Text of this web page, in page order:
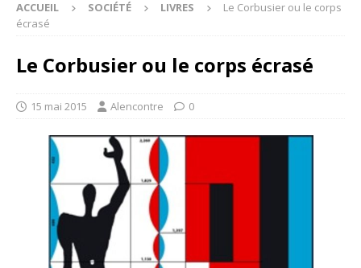
ACCUEIL SOCIÉTÉ LIVRES
Le Corbusier ou le corps
écrasé
Le Corbusier ou le corps écrasé
15 mai 2015 Alencontre 0